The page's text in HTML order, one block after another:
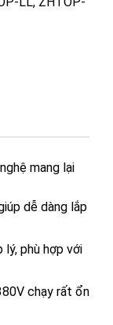
mang lại
dễ dàng lắp
lý, phù hợp với
chạy rất ổn